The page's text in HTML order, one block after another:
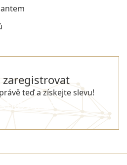
zaregistrovat
teď a získejte slevu!
SE